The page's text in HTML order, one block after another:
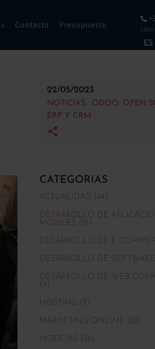
Contacto Presupuesto
ES
22/05/2023
NOTICIAS
ODOO: OPEN
ERP Y CRM
CATEGORIAS
ACTUALIDAD (44)
DESARROLLO DE
MÓVILES (16)
DESARROLLO DE E-
DESARROLLO DE
DESARROLLO DE WEB
(9)
HOSTING (7)
MARKETING ONLINE (28)
NOTICIAS (26)